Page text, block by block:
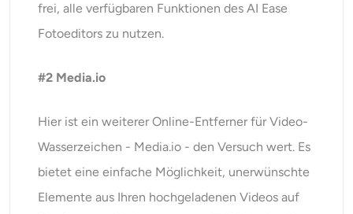
frei, alle verfügbaren Funktionen des AI Ease
Fotoeditors zu nutzen.
#2 Media.io
Hier ist ein weiterer Online-Entferner für Video-
Wasserzeichen - Media.io - den Versuch wert. Es
bietet eine einfache Möglichkeit, unerwünschte
Elemente aus Ihren hochgeladenen Videos auf